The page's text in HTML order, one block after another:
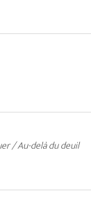
/ Au-delà du deuil